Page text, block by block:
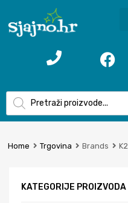
Home Trgovina Brands K2
KATEGORIJE PROIZVODA